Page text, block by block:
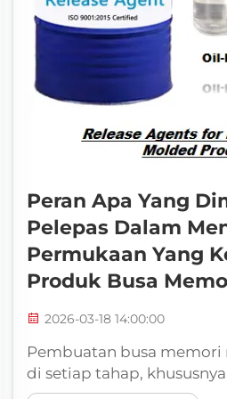
Peran Apa Yang
Pelepas Dalam
Permukaan Yang
Produk Busa
2026-03-18 14:00:00
Pembuatan busa
di setiap tahap,
tekstur permukaan yang